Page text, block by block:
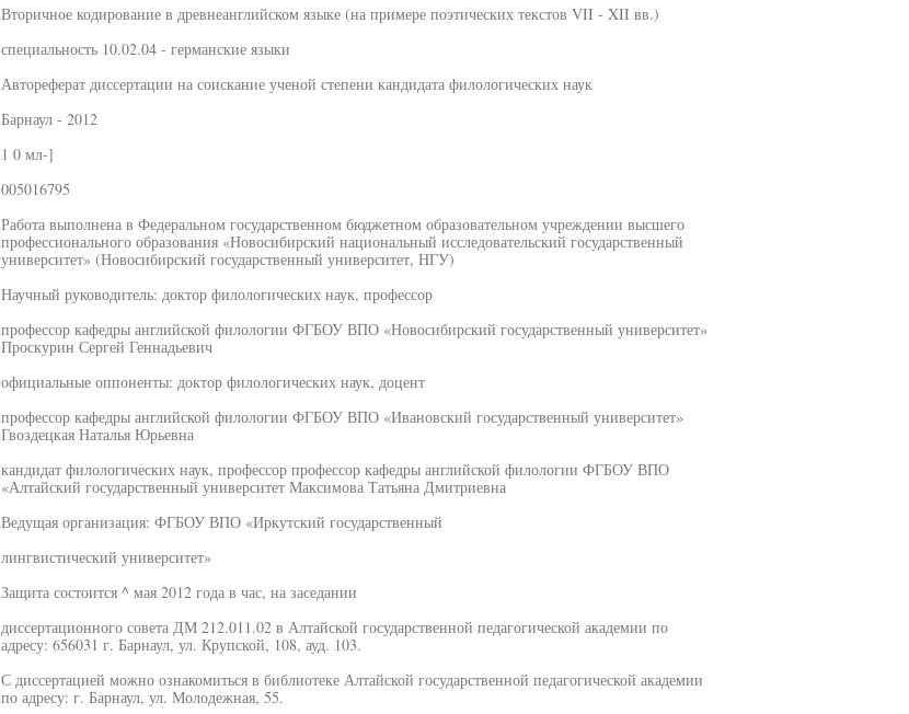
Вторичное кодирование в древнеанглийском языке (на примере поэтических текстов VII - XII вв.)
специальность 10.02.04 - германские языки
Автореферат диссертации на соискание ученой степени кандидата филологических наук
Барнаул - 2012
1 0 мл-]
005016795
Работа выполнена в Федеральном государственном бюджетном образовательном учреждении высшего
профессионального образования «Новосибирский национальный исследовательский государственный
университет» (Новосибирский государственный университет, НГУ)
Научный руководитель: доктор филологических наук, профессор
профессор кафедры английской филологии ФГБОУ ВПО «Новосибирский государственный университет»
Проскурин Сергей Геннадьевич
официальные оппоненты: доктор филологических наук, доцент
профессор кафедры английской филологии ФГБОУ ВПО «Ивановский государственный университет»
Гвоздецкая Наталья Юрьевна
кандидат филологических наук, профессор профессор кафедры английской филологии ФГБОУ ВПО
«Алтайский государственный университет Максимова Татьяна Дмитриевна
Ведущая организация: ФГБОУ ВПО «Иркутский государственный
лингвистический университет»
Защита состоится ^ мая 2012 года в час, на заседании
диссертационного совета ДМ 212.011.02 в Алтайской государственной педагогической академии по
адресу: 656031 г. Барнаул, ул. Крупской, 108, ауд. 103.
С диссертацией можно ознакомиться в библиотеке Алтайской государственной педагогической академии
по адресу: г. Барнаул, ул. Молодежная, 55.